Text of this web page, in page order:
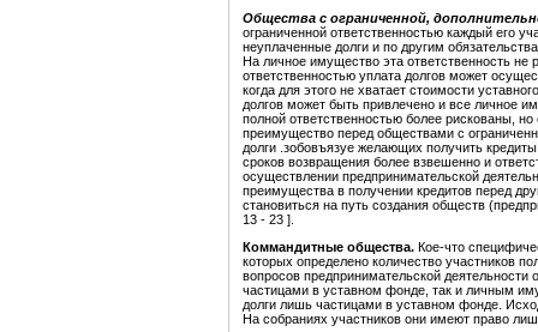
Общества с ограниченной,
ограниченной ответственностью каждый его
неуплаченные долги и по другим
На личное имущество эта ответственность не
ответственностью уплата долгов может
когда для этого не хватает стоимости
долгов может быть привлечено и все личное
полной ответственностью более рискованы,
преимущество перед обществами с
долги .зобовъязуе желающих получить
сроков возвращения более взвешенно и
осуществлении предпринимательской
преимущества в получении кредитов перед
становиться на путь создания обществ
13 - 23 ].
Коммандитные общества. Кое-что
которых определено количество участников
вопросов предпринимательской деятельности
частицами в уставном фонде, так и личным
долги лишь частицами в уставном фонде.
На собраниях участников они имеют право